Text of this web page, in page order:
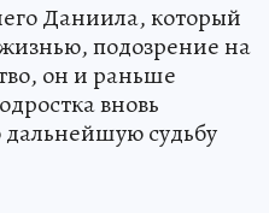
Даниила, который
подозрение на
он и раньше
вновь
дальнейшую судьбу